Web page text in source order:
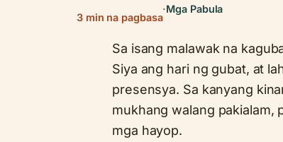
3 min na pagbasa
·Mga Pabula
Sa isang malawak na
Siya ang hari ng gubat, at
presensya. Sa kanyang
mukhang walang pakialam,
mga hayop.